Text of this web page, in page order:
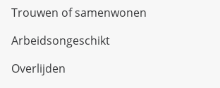
Trouwen of samenwonen
Arbeidsongeschikt
Overlijden